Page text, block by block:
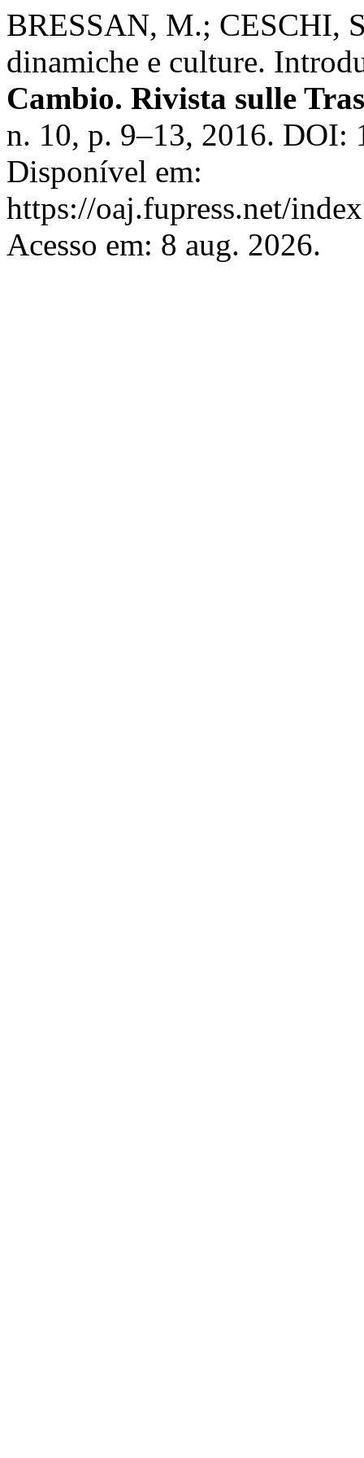
BRESSAN, M.; CESCHI,
dinamiche e culture.
Cambio. Rivista sulle
n. 10, p. 9–13, 2016. DOI:
Disponível em:
https://oaj.fupress.net/
Acesso em: 8 aug. 2026.